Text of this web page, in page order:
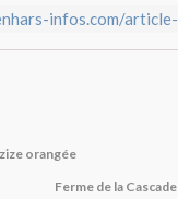
orangée
Ferme de la